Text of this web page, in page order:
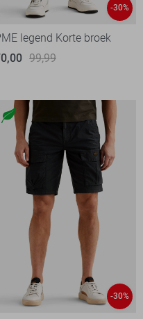
-30%
legend Korte broek
99,99
-30%